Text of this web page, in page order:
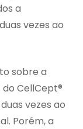
a
vezes ao
sobre a
CellCept®
vezes ao
Porém, a